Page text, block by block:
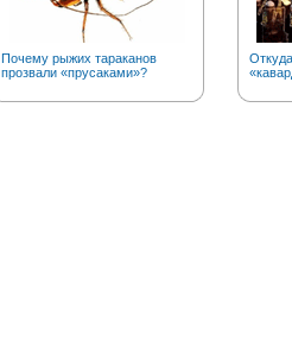
Почему рыжих тараканов
прозвали «прусаками»?